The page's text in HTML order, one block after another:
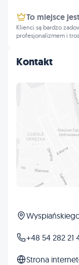
Kontakt
+48 54 282 21
Strona
To miejsce
Klienci są bardzo
profesjonalizmem i